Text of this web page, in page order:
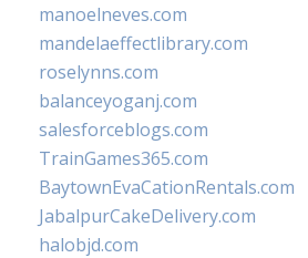
manoelneves.com
mandelaeffectlibrary.com
roselynns.com
balanceyoganj.com
salesforceblogs.com
TrainGames365.com
BaytownEvaCationRentals.com
JabalpurCakeDelivery.com
halobjd.com